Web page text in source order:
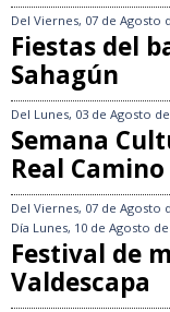
Del Viernes, 07 de Agosto
Fiestas del
Sahagún
Del Lunes, 03 de Agosto
Semana
Real Camino
Del Viernes, 07 de Agosto
Día Lunes, 10 de Agosto de
Festival de
Valdescapa